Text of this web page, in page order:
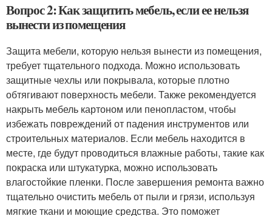
Вопрос 2: Как защитить мебель, если ее нельзя
вынести из помещения
Защита мебели, которую нельзя вынести из помещения,
требует тщательного подхода. Можно использовать
защитные чехлы или покрывала, которые плотно
обтягивают поверхность мебели. Также рекомендуется
накрыть мебель картоном или пенопластом, чтобы
избежать повреждений от падения инструментов или
строительных материалов. Если мебель находится в
месте, где будут проводиться влажные работы, такие как
покраска или штукатурка, можно использовать
влагостойкие пленки. После завершения ремонта важно
тщательно очистить мебель от пыли и грязи, используя
мягкие ткани и моющие средства. Это поможет